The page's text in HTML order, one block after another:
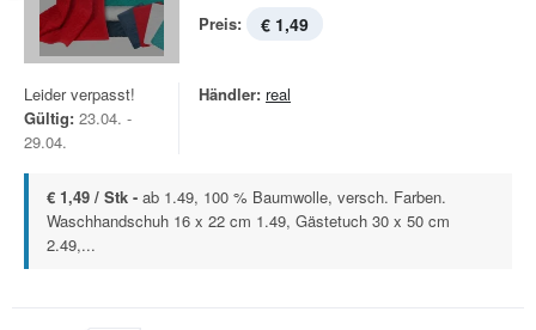
Preis: € 1,49
Leider verpasst!
Gültig: 23.04. -
29.04.
Händler: real
€ 1,49 / Stk - ab 1.49, 100 % Baumwolle, versch. Farben.
Waschhandschuh 16 x 22 cm 1.49, Gästetuch 30 x 50 cm
2.49,...